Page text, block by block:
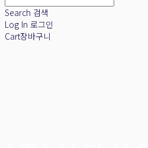
Search 검색
Log In 로그인
Cart장바구니